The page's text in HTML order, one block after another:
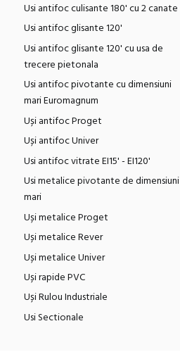
Usi antifoc culisante 180' cu 2 canate
Usi antifoc glisante 120'
Usi antifoc glisante 120' cu usa de
trecere pietonala
Usi antifoc pivotante cu dimensiuni
mari Euromagnum
Uși antifoc Proget
Uși antifoc Univer
Usi antifoc vitrate EI15' - EI120'
Usi metalice pivotante de dimensiuni
mari
Uși metalice Proget
Uși metalice Rever
Uși metalice Univer
Uși rapide PVC
Uși Rulou Industriale
Usi Sectionale